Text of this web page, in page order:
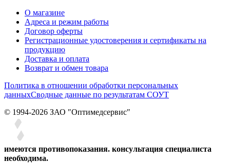
О магазине
Адреса и режим работы
Договор оферты
Регистрационные удостоверения и сертификаты на
продукцию
Доставка и оплата
Возврат и обмен товара
Политика в отношении обработки персональных
данныхСводные данные по результатам СОУТ
© 1994-2026 ЗАО ″Оптимедсервис″
имеются противопоказания. консультация специалиста
необходима.